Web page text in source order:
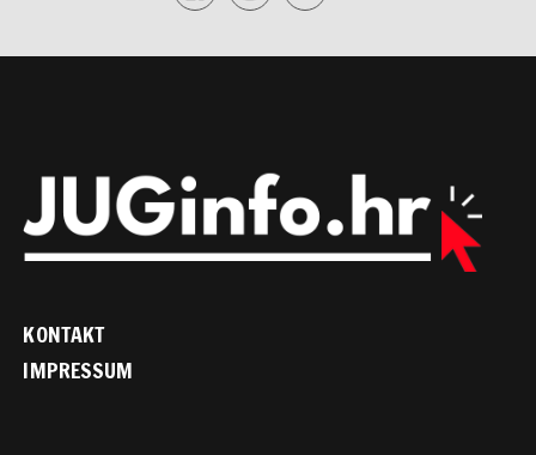
KONTAKT
IMPRESSUM